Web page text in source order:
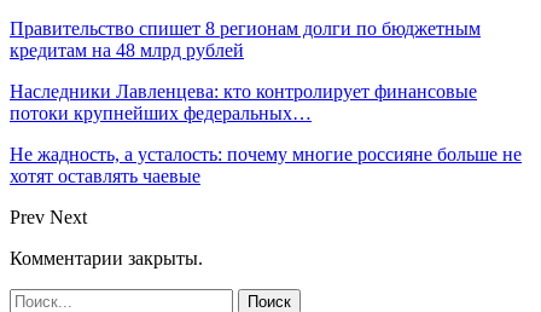
Правительство спишет 8 регионам долги по бюджетным
кредитам на 48 млрд рублей
Наследники Лавленцева: кто контролирует финансовые
потоки крупнейших федеральных…
Не жадность, а усталость: почему многие россияне больше не
хотят оставлять чаевые
Prev Next
Комментарии закрыты.